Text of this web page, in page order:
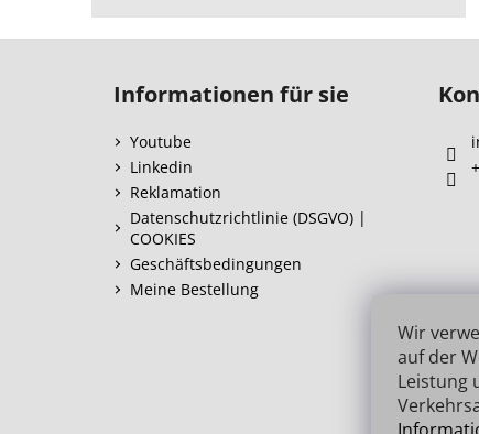
Wir
auf der
Leistung
Informationen für sie
Youtube
Linkedin
Reklamation
Datenschutzrichtlinie (DSGVO) |
COOKIES
Geschäftsbedingungen
Meine Bestellung